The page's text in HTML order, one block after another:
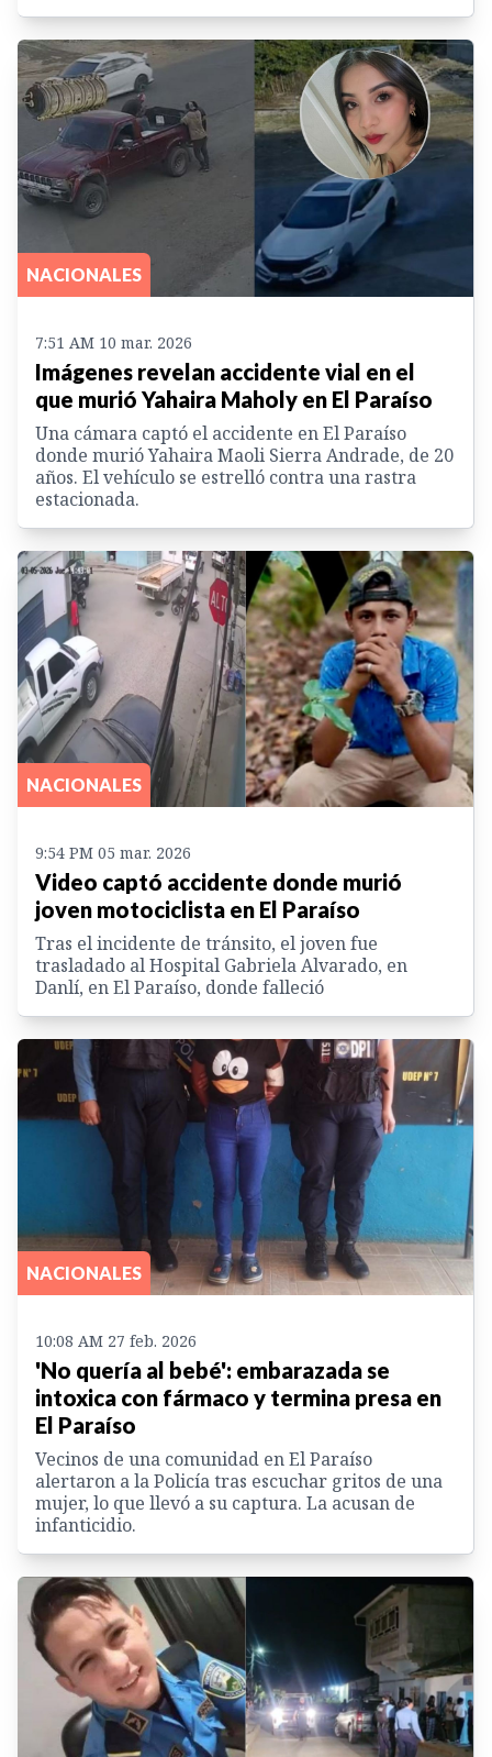
NACIONALES
7:51 AM 10 mar. 2026
Imágenes revelan accidente vial en el
que murió Yahaira Maholy en El Paraíso
Una cámara captó el accidente en El Paraíso
donde murió Yahaira Maoli Sierra Andrade, de 20
años. El vehículo se estrelló contra una rastra
estacionada.
NACIONALES
9:54 PM 05 mar. 2026
Video captó accidente donde murió
joven motociclista en El Paraíso
Tras el incidente de tránsito, el joven fue
trasladado al Hospital Gabriela Alvarado, en
Danlí, en El Paraíso, donde falleció
NACIONALES
10:08 AM 27 feb. 2026
'No quería al bebé': embarazada se
intoxica con fármaco y termina presa en
El Paraíso
Vecinos de una comunidad en El Paraíso
alertaron a la Policía tras escuchar gritos de una
mujer, lo que llevó a su captura. La acusan de
infanticidio.